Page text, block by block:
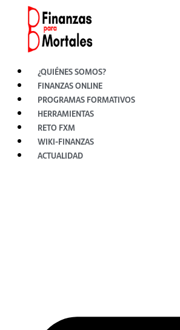
contenido
¿QUIÉNES SOMOS?
FINANZAS ONLINE
PROGRAMAS FORMATIVOS
HERRAMIENTAS
RETO FXM
WIKI-FINANZAS
ACTUALIDAD